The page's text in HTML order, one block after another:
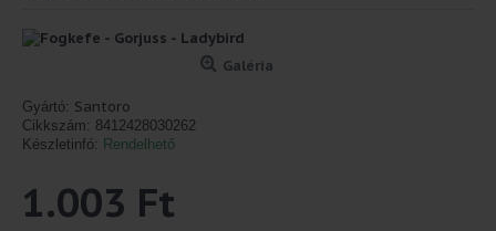
Galéria
Gyártó: Santoro
Cikkszám: 8412428030262
Készletinfó: Rendelhető
1.003 Ft